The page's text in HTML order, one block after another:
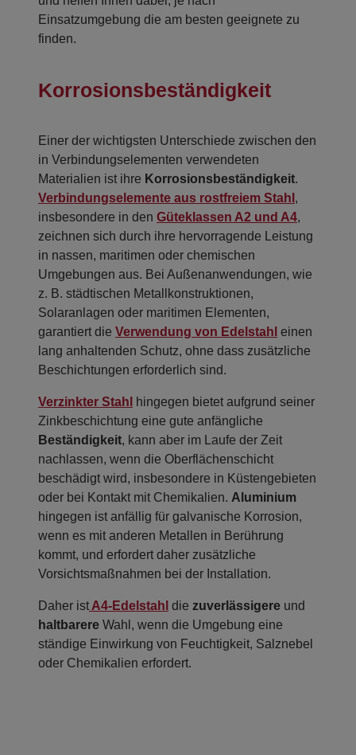
Einsatzumgebung die am besten geeignete zu
finden.
Korrosionsbeständigkeit
Einer der wichtigsten Unterschiede zwischen den
in Verbindungselementen verwendeten
Materialien ist ihre Korrosionsbeständigkeit.
Verbindungselemente aus rostfreiem Stahl ,
insbesondere in den Güteklassen A2 und A4,
zeichnen sich durch ihre hervorragende Leistung
in nassen, maritimen oder chemischen
Umgebungen aus. Bei Außenanwendungen, wie
z. B. städtischen Metallkonstruktionen,
Solaranlagen oder maritimen Elementen,
garantiert die Verwendung von Edelstahl einen
lang anhaltenden Schutz, ohne dass zusätzliche
Beschichtungen erforderlich sind.
Verzinkter Stahl
hingegen bietet aufgrund seiner
Zinkbeschichtung eine gute anfängliche
Beständigkeit, kann aber im Laufe der Zeit
nachlassen, wenn die Oberflächenschicht
beschädigt wird, insbesondere in Küstengebieten
oder bei Kontakt mit Chemikalien. Aluminium
hingegen ist anfällig für galvanische Korrosion,
wenn es mit anderen Metallen in Berührung
kommt, und erfordert daher zusätzliche
Vorsichtsmaßnahmen bei der Installation.
Daher ist A4-Edelstahl die zuverlässigere und
haltbarere Wahl, wenn die Umgebung eine
ständige Einwirkung von Feuchtigkeit, Salznebel
oder Chemikalien erfordert.